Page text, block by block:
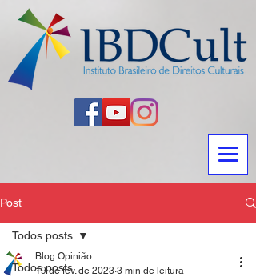
Post
Todos posts
Todos posts
Blog Opinião
19 de fev. de 2023 3 min de leitura